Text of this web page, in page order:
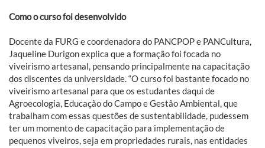
Como o curso foi desenvolvido
Docente da FURG e coordenadora do PANCPOP e PANCultura,
Jaqueline Durigon explica que a formação foi focada no
viveirismo artesanal, pensando principalmente na capacitação
dos discentes da universidade. “O curso foi bastante focado no
viveirismo artesanal para que os estudantes daqui de
Agroecologia, Educação do Campo e Gestão Ambiental, que
trabalham com essas questões de sustentabilidade, pudessem
ter um momento de capacitação para implementação de
pequenos viveiros, seja em propriedades rurais, nas entidades